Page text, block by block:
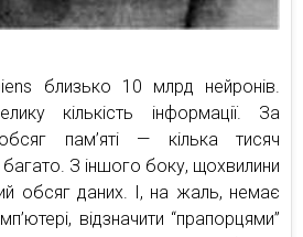
близько 10 млрд нейронів.
кількість інформації. За
пам’яті — кілька тисяч
З іншого боку, щохвилини
обсяг даних. І, на жаль, немає
відзначити “прапорцями”